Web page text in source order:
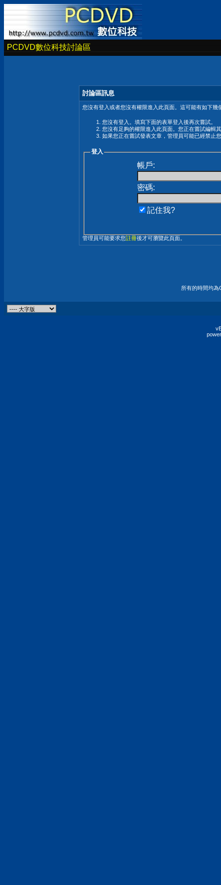
PCDVD數位科技討論區
討論區訊息
您沒有登入或者您沒有權限進入此頁面。這可能有如下幾
您沒有登入。填寫下面的表單登入後再次嘗試。
您沒有足夠的權限進入此頁面。您正在嘗試編輯
如果您正在嘗試發表文章，管理員可能已經禁止
登入
帳戶:
密碼:
記住我?
管理員可能要求您註冊後才可瀏覽此頁面。
所有的時間均為